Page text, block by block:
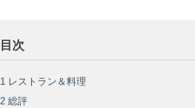
目次
1 レストラン＆料理
2 総評